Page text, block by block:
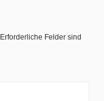
Erforderliche Felder sind